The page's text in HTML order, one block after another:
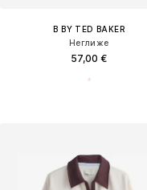
B BY TED BAKER
Неглиже
57,00 €